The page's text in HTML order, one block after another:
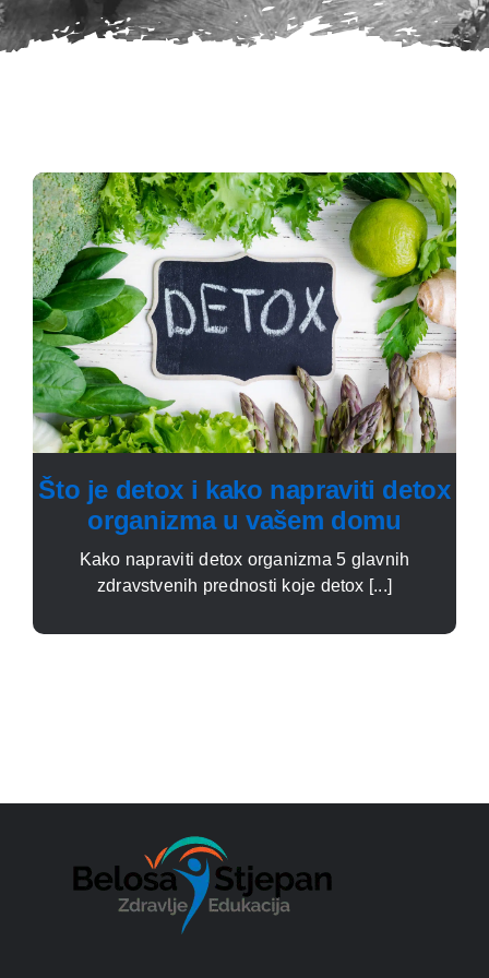
Što je detox i kako napraviti detox
organizma u vašem domu
Kako napraviti detox organizma 5 glavnih
zdravstvenih prednosti koje detox [...]